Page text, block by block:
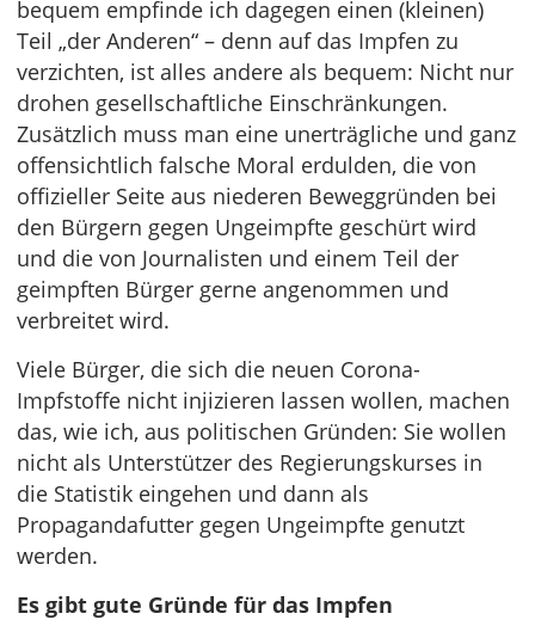
bequem empfinde ich dagegen einen (kleinen)
Teil „der Anderen“ – denn auf das Impfen zu
verzichten, ist alles andere als bequem: Nicht nur
drohen gesellschaftliche Einschränkungen.
Zusätzlich muss man eine unerträgliche und ganz
offensichtlich falsche Moral erdulden, die von
offizieller Seite aus niederen Beweggründen bei
den Bürgern gegen Ungeimpfte geschürt wird
und die von Journalisten und einem Teil der
geimpften Bürger gerne angenommen und
verbreitet wird.
Viele Bürger, die sich die neuen Corona-
Impfstoffe nicht injizieren lassen wollen, machen
das, wie ich, aus politischen Gründen: Sie wollen
nicht als Unterstützer des Regierungskurses in
die Statistik eingehen und dann als
Propagandafutter gegen Ungeimpfte genutzt
werden.
Es gibt gute Gründe für das Impfen